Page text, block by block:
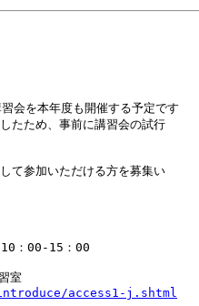
を本年度も開催する予定です
たため、事前に講習会の試行
て参加いただける方を募集い
：00‐15：00
室
access1-j.shtml